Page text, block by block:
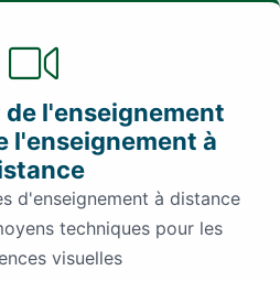
l'enseignement
l'enseignement à
d'enseignement à distance
techniques pour les
visuelles